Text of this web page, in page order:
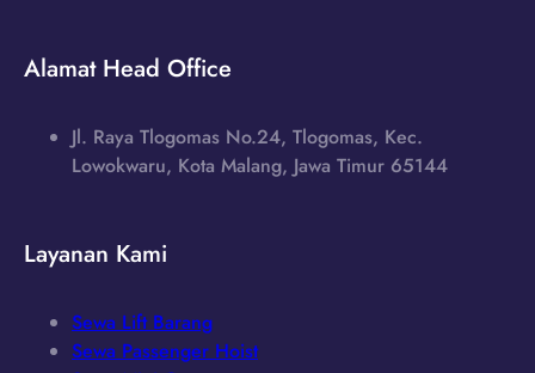
Alamat Head Office
Jl. Raya Tlogomas No.24, Tlogomas, Kec.
Lowokwaru, Kota Malang, Jawa Timur 65144
Layanan Kami
Sewa Lift Barang
Sewa Passenger Hoist